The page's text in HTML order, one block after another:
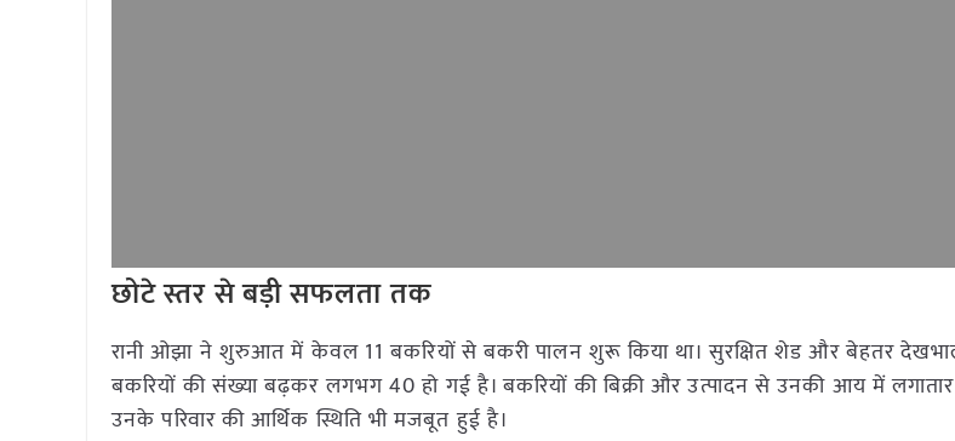
छोटे स्तर से बड़ी सफलता तक
रानी ओझा ने शुरुआत में केवल 11 बकरियों से बकरी पालन शुरू किया था। सुरक्षित शेड और बेहतर
बकरियों की संख्या बढ़कर लगभग 40 हो गई है। बकरियों की बिक्री और उत्पादन से उनकी आय में लगातार
उनके परिवार की आर्थिक स्थिति भी मजबूत हुई है।